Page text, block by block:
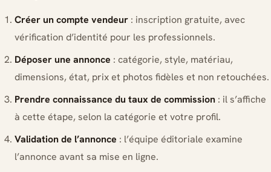
Créer un compte vendeur : inscription gratuite, avec
vérification d’identité pour les professionnels.
Déposer une annonce : catégorie, style, matériau,
dimensions, état, prix et photos fidèles et non retouchées.
Prendre connaissance du taux de commission : il s’affiche
à cette étape, selon la catégorie et votre profil.
Validation de l’annonce : l’équipe éditoriale examine
l’annonce avant sa mise en ligne.